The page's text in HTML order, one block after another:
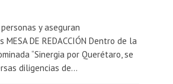
y aseguran
DE REDACCIÓN Dentro de la
“Sinergia por Querétaro, se
diligencias de...